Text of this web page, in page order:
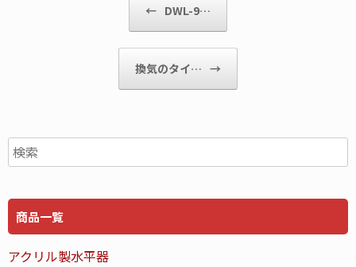
← DWL-9…
換気のタイ… →
商品一覧
アクリル製水平器